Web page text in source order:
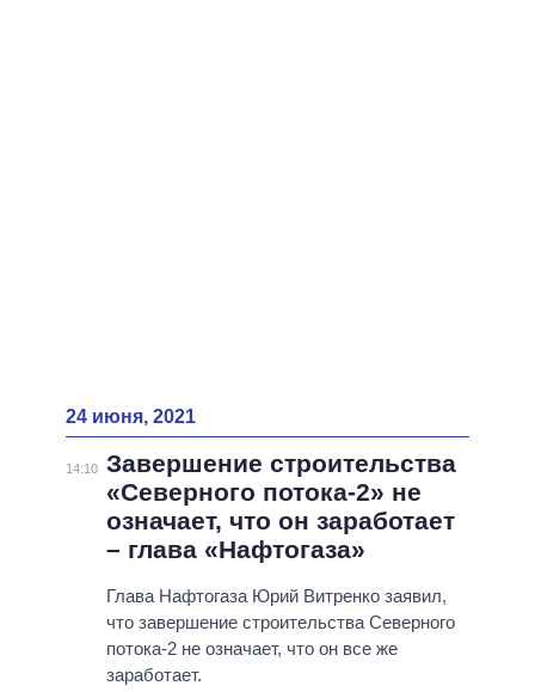
24 июня, 2021
14:10 Завершение строительства
«Северного потока-2» не
означает, что он заработает
– глава «Нафтогаза»
Глава Нафтогаза Юрий Витренко заявил,
что завершение строительства Северного
потока-2 не означает, что он все же
заработает.